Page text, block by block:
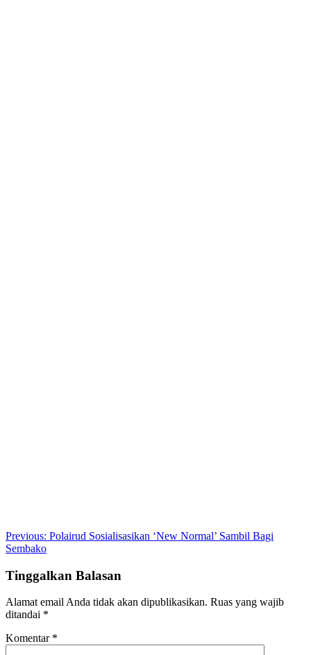
Post
navigation
Previous: Polairud Sosialisasikan ‘New Normal’ Sambil Bagi
Sembako
Tinggalkan Balasan
Alamat email Anda tidak akan dipublikasikan. Ruas yang wajib
ditandai *
Komentar *